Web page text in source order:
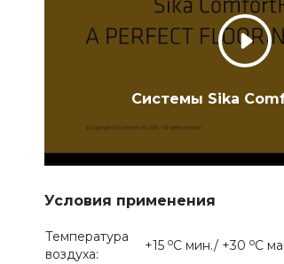
Системы Sika
Условия применения
Температура
воздуха:
+15 oС мин./ +30 oС